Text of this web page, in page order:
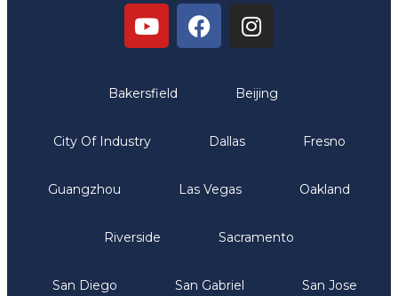
Bakersfield Beijing
City Of Industry Dallas Fresno
Guangzhou Las Vegas Oakland
Riverside Sacramento
San Diego San Gabriel San Jose